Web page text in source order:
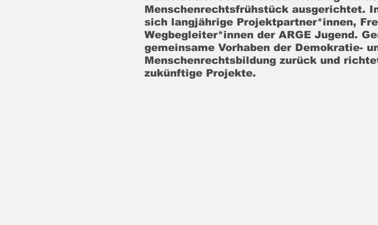
Menschenrechtsfrühstück ausgerichtet.
sich langjährige Projektpartner*innen,
Wegbegleiter*innen der ARGE Jugend.
gemeinsame Vorhaben der Demokratie-
Menschenrechtsbildung zurück und
zukünftige Projekte.